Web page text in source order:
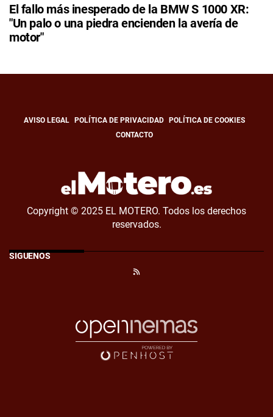
El fallo más inesperado de la BMW S 1000 XR:
"Un palo o una piedra encienden la avería de
motor"
AVISO LEGAL POLÍTICA DE PRIVACIDAD
POLÍTICA DE COOKIES
CONTACTO
Copyright © 2025 EL MOTERO. Todos los derechos
reservados.
SÍGUENOS